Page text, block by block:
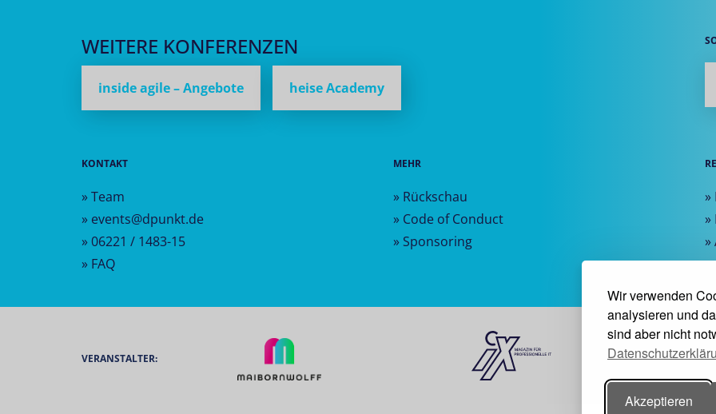
Wir verwenden
analysieren und
sind aber nicht
Akzeptieren
WEITERE KONFERENZEN
inside agile – Angebote heise Academy
KONTAKT
» Team
» events@dpunkt.de
» 06221 / 1483-15
» FAQ
MEHR
» Rückschau
» Code of Conduct
» Sponsoring
»
»
»
VERANSTALTER: